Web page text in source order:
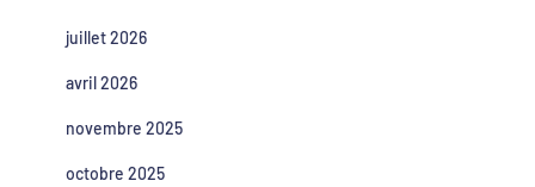
juillet 2026
avril 2026
novembre 2025
octobre 2025